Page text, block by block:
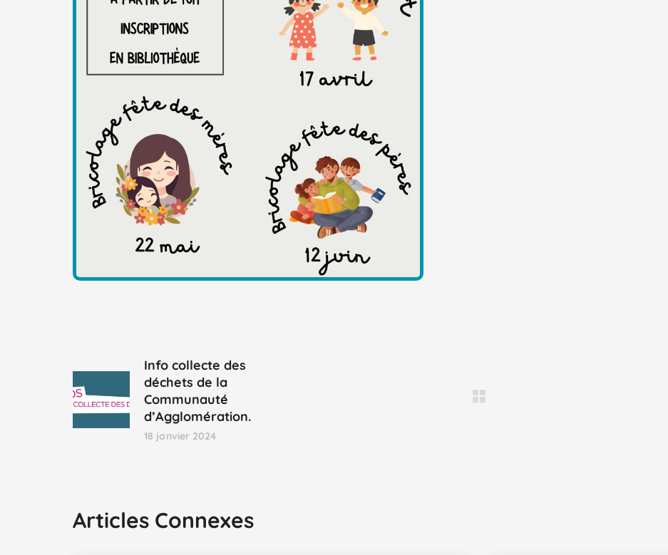
Info collecte des
déchets de la
Communauté
d’Agglomération.
18 janvier 2024
Articles Connexes